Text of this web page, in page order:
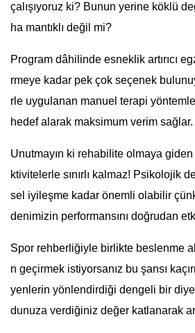
çalışıyoruz ki? Bunun yerine köklü
ha mantıklı değil mi?
Program dâhilinde esneklik artırıcı
rmeye kadar pek çok seçenek
rle uygulanan manuel terapi
hedef alarak maksimum verim sağlar.
Unutmayın ki rehabilite olmaya
ktivitelerle sınırlı kalmaz! Psikolojik
sel iyileşme kadar önemli olabilir
denimizin performansını doğrudan
Spor rehberliğiyle birlikte beslenme
n geçirmek istiyorsanız bu şansı
yenlerin yönlendirdiği dengeli bir
dunuza verdiğiniz değer katlanarak